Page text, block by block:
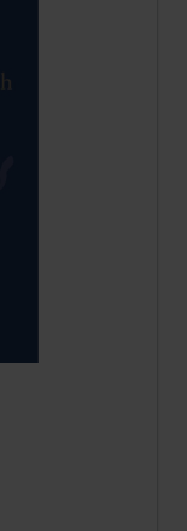
chosen on the